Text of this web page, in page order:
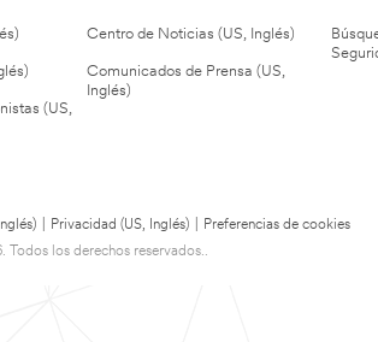
(US,
Centro de Noticias (US, Inglés)
Comunicados de Prensa (US,
Inglés)
Privacidad (US, Inglés)
Preferencias de cookies
los derechos reservados..